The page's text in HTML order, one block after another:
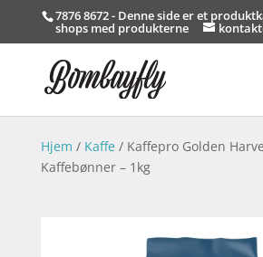
7876 8672 - Denne side er et
shops med produkterne
Hjem / Kaffe / Kaffepro Golden
Kaffebønner – 1kg